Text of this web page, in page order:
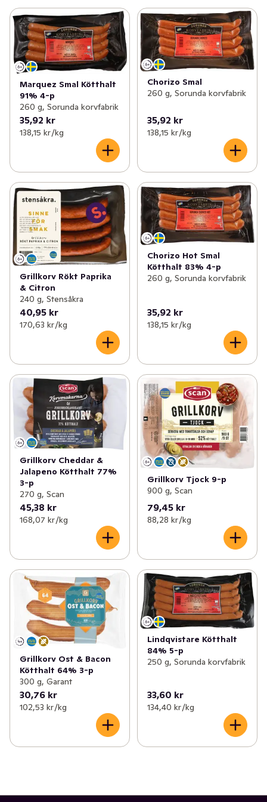
Marquez Smal Kötthalt
91% 4-p
260 g, Sorunda korvfabrik
35,92 kr
138,15 kr /kg
Chorizo Smal
260 g, Sorunda korvfabrik
35,92 kr
138,15 kr /kg
Grillkorv Rökt Paprika
& Citron
240 g, Stensåkra
40,95 kr
170,63 kr /kg
Chorizo Hot Smal
Kötthalt 83% 4-p
260 g, Sorunda korvfabrik
35,92 kr
138,15 kr /kg
Grillkorv Cheddar &
Jalapeno Kötthalt 77%
3-p
270 g, Scan
45,38 kr
168,07 kr /kg
Grillkorv Tjock 9-p
900 g, Scan
79,45 kr
88,28 kr /kg
Grillkorv Ost & Bacon
Kötthalt 64% 3-p
300 g, Garant
30,76 kr
102,53 kr /kg
Lindqvistare Kötthalt
84% 5-p
250 g, Sorunda korvfabrik
33,60 kr
134,40 kr /kg